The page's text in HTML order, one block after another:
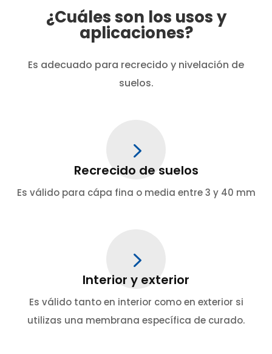
¿Cuáles son los usos y
aplicaciones?
Es adecuado para recrecido y nivelación de
suelos.
5
Recrecido de suelos
Es válido para cápa fina o media entre 3 y 40 mm
5
Interior y exterior
Es válido tanto en interior como en exterior si
utilizas una membrana específica de curado.